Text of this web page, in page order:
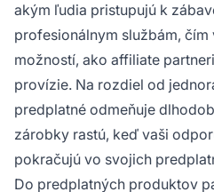
akým ľudia pristupujú k
profesionálnym službám,
možností, ako affiliate
provízie. Na rozdiel od
predplatné odmeňuje
zárobky rastú, keď vaši
pokračujú vo svojich
Do predplatných produktov